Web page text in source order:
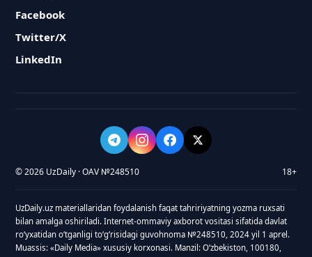
Facebook
Twitter/X
LinkedIn
© 2026 UzDaily · OAV №248510 18+
UzDaily.uz materiallaridan foydalanish faqat tahririyatning yozma ruxsati
bilan amalga oshiriladi. Internet-ommaviy axborot vositasi sifatida davlat
roʻyxatidan oʻtganligi toʻgʻrisidagi guvohnoma №248510, 2024 yil 1 aprel.
Muassis: «Daily Media» xususiy korxonasi. Manzil: Oʻzbekiston, 100180,